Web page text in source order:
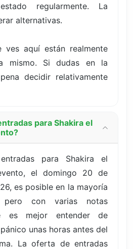
regularmente. La
alternativas.
ves aquí están realmente
mismo. Si dudas en la
decidir relativamente
para Shakira el
para Shakira el
el domingo 20 de
es posible en la mayoría
con varias notas
es mejor entender de
unas horas antes del
La oferta de entradas